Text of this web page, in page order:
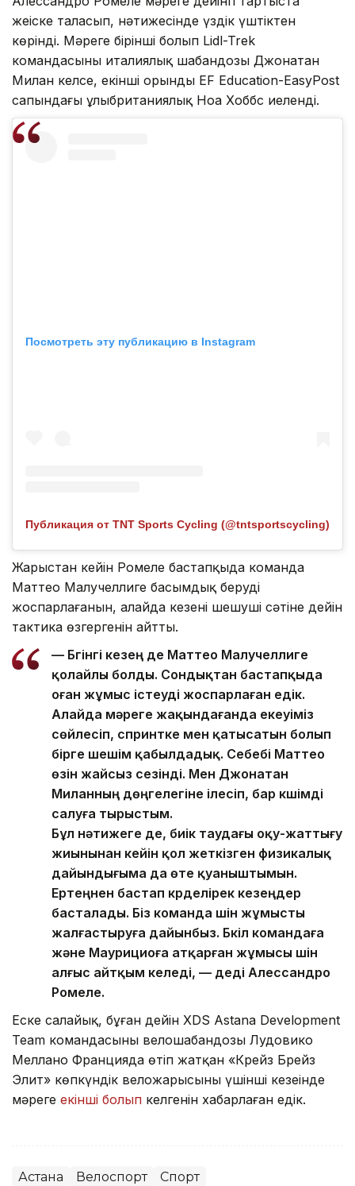
жеңіске таласып, нәтижесінде үздік үштіктен
көрінді. Мәреге бірінші болып Lidl-Trek
командасының италиялық шабандозы Джонатан
Милан келсе, екінші орынды EF Education-EasyPost
сапындағы ұлыбританиялық Ноа Хоббс иеленді.
Посмотреть эту публикацию в Instagram
Публикация от TNT Sports Cycling (@tntsportscycling)
Жарыстан кейін Ромеле бастапқыда команда
Маттео Малучеллиге басымдық беруді
жоспарлағанын, алайда кезеңнің шешуші сәтіне дейін
тактика өзгергенін айтты.
— Бүгінгі кезең де Маттео Малучеллиге
қолайлы болды. Сондықтан бастапқыда
оған жұмыс істеуді жоспарлаған едік.
Алайда мәреге жақындағанда екеуіміз
сөйлесіп, спринтке мен қатысатын болып
бірге шешім қабылдадық. Себебі Маттео
өзін жайсыз сезінді. Мен Джонатан
Миланның дөңгелегіне ілесіп, бар күшімді
салуға тырыстым.
Бұл нәтижеге де, биік таудағы оқу-жаттығу
жиынынан кейін қол жеткізген физикалық
дайындығыма да өте қуаныштымын.
Ертеңнен бастап күрделірек кезеңдер
басталады. Біз команда үшін жұмысты
жалғастыруға дайынбыз. Бүкіл командаға
және Маурициоға атқарған жұмысы үшін
алғыс айтқым келеді, — деді Алессандро
Ромеле.
Еске салайық, бұған дейін XDS Astana Development
Team командасының велошабандозы Лудовико
Меллано Францияда өтіп жатқан «Крейз Брейз
Элит» көпкүндік веложарысының үшінші кезеңінде
мәреге екінші болып келгенін хабарлаған едік.
Астана Велоспорт Спорт